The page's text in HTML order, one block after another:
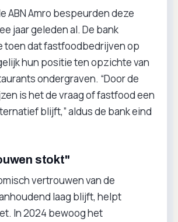
ABN Amro bespeurden deze
jaar geleden al. De bank
toen dat fastfoodbedrijven op
hun positie ten opzichte van
ondergraven. “Door de
is het de vraag of fastfood een
blijft,” aldus de bank eind
stokt"
vertrouwen van de
laag blijft, helpt
In 2024 bewoog het